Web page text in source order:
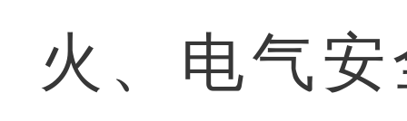
火、电气